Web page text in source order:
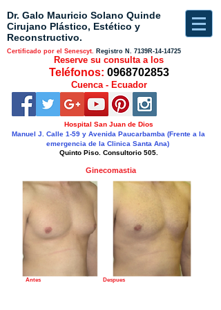
Dr. Galo Mauricio Solano Quinde
Cirujano Plástico, Estético y
Reconstructivo.
Certificado por el Senescyt. Registro N. 7139R-14-14725
Reserve su consulta a los
Teléfonos: 0968702853
Cuenca - Ecuador
Hospital San Juan de Dios
Manuel J. Calle 1-59 y Avenida Paucarbamba (Frente a la
emergencia de la Clinica Santa Ana)
Quinto Piso. Consultorio 505.
Ginecomastia
Antes Despues